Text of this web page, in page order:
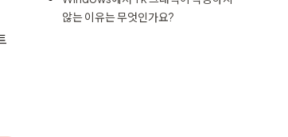
않는 이유는 무엇인가요?